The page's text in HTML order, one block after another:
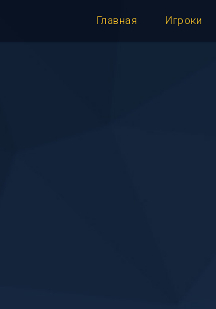
Главная Игроки